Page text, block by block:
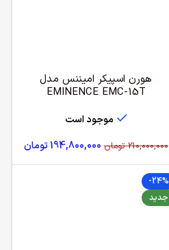
هورن اسپیکر امیننس مدل
EMINENCE EMC-15T
موجود است
210,000,000 تومان 194,800,000تومان
-24%
جدید